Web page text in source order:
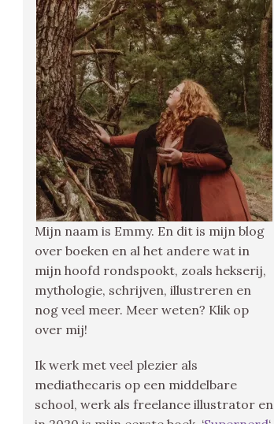
Mijn naam is Emmy. En dit is mijn blog
over boeken en al het andere wat in
mijn hoofd rondspookt, zoals hekserij,
mythologie, schrijven, illustreren en
nog veel meer. Meer weten? Klik op
over mij!
Ik werk met veel plezier als
mediathecaris op een middelbare
school, werk als freelance illustrator en